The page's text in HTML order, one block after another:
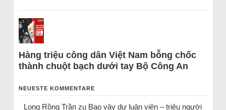
Hàng triệu công dân Việt Nam bỗng chốc
thành chuột bạch dưới tay Bộ Công An
NEUESTE KOMMENTARE
Long Rồng Trầnzu Bao vây dư luận viên – triệu người